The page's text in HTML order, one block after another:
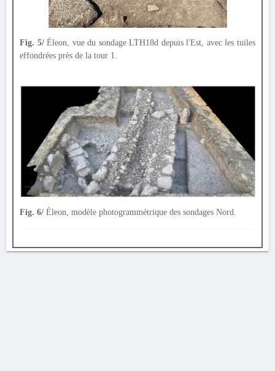
Fig. 5/Éleon, vue du sondage LTH18d depuis l'Est, avec les tuiles
effondrées près de la tour 1.
Fig. 6/ Éleon, modèle photogrammétrique des sondages Nord.